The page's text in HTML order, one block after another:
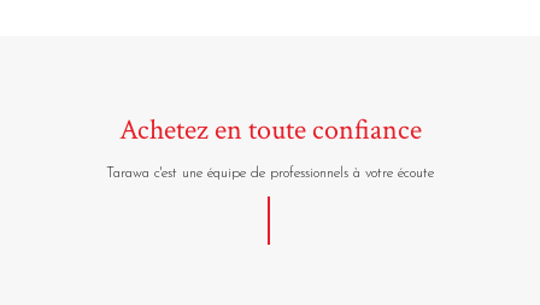
Achetez en toute confiance
Tarawa c'est une équipe de professionnels à votre écoute